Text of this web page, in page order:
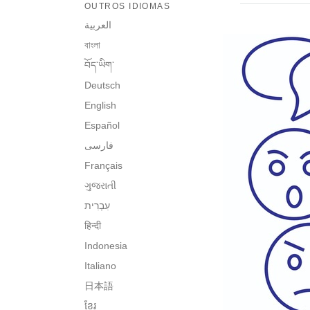
OUTROS IDIOMAS
العربية
বাংলা
བོད་ཡིག་
Deutsch
English
Español
فارسی
Français
ગુજરાતી
हिन्दी
Indonesia
Italiano
日本語
ខ្មែរ